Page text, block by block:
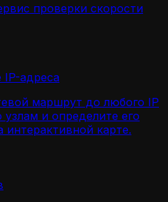
проверки скорости
адреса
маршрут до любого IP
и определите его
интерактивной карте.